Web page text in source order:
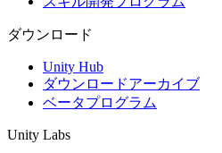
マルチプレイヤーゲーム
マルチプレイヤーゲーム制作を簡
ダウンロード
Unity Hub
ダウンロードアーカイブ
ベータプログラム
Unity Labs